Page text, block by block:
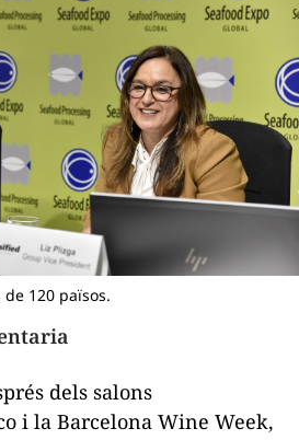
120 països.
dels salons
i la Barcelona Wine Week,